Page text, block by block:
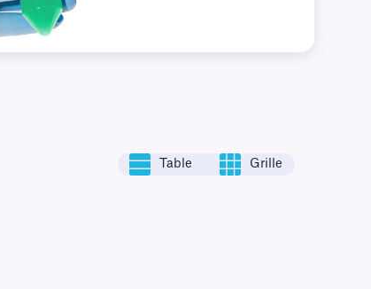
Table Grille